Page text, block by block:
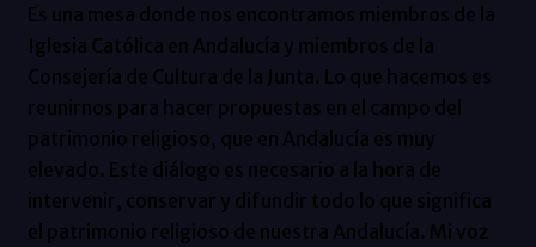
Es una mesa donde nos encontramos miembros de la
Iglesia Católica en Andalucía y miembros de la
Consejería de Cultura de la Junta. Lo que hacemos es
reunirnos para hacer propuestas en el campo del
patrimonio religioso, que en Andalucía es muy
elevado. Este diálogo es necesario a la hora de
intervenir, conservar y difundir todo lo que significa
el patrimonio religioso de nuestra Andalucía. Mi voz